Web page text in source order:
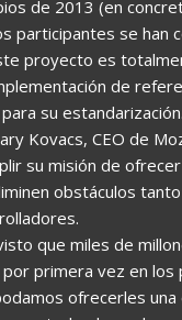
de 2013 (en
participantes se han
proyecto es
de
su estandarización.
Kovacs, CEO de
su misión de
obstáculos
que miles de
por primera vez en los
ofrecerles una